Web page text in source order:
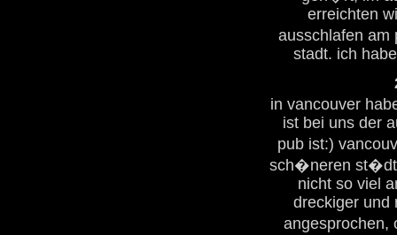
erreichten
ausschlafen
stadt. ich
in vancouver
ist bei uns der
pub ist:)
sch�neren
nicht so viel
dreckiger und